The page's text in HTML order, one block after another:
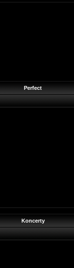
Perfect
Koncerty